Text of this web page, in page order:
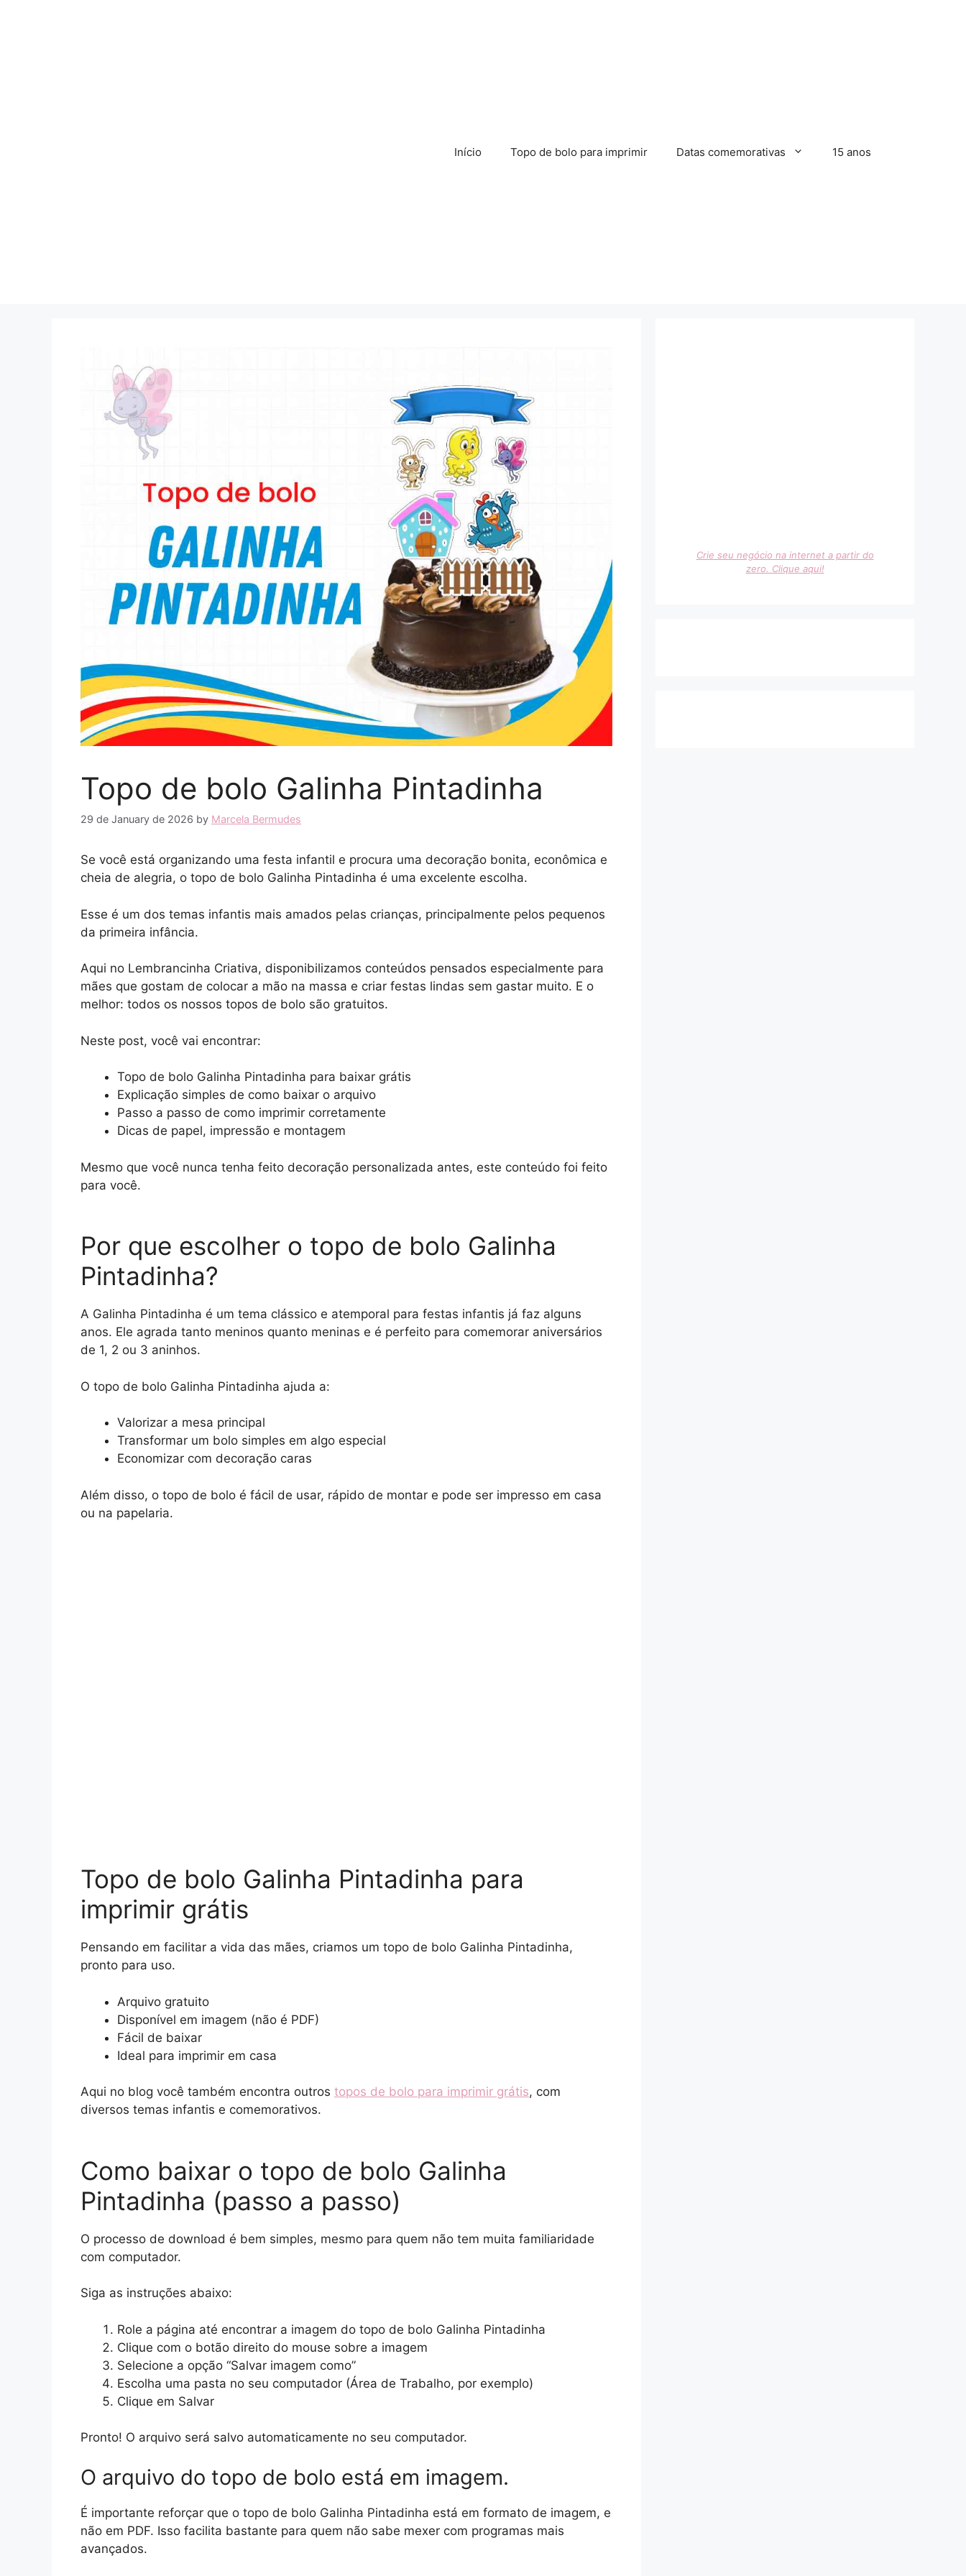
Início Topo de bolo para imprimir Datas comemorativas 15 anos
Topo de bolo Galinha Pintadinha
29 de January de 2026 by Marcela Bermudes
Se você está organizando uma festa infantil e procura uma decoração bonita, econômica e
cheia de alegria, o topo de bolo Galinha Pintadinha é uma excelente escolha.
Esse é um dos temas infantis mais amados pelas crianças, principalmente pelos pequenos
da primeira infância.
Aqui no Lembrancinha Criativa, disponibilizamos conteúdos pensados especialmente para
mães que gostam de colocar a mão na massa e criar festas lindas sem gastar muito. E o
melhor: todos os nossos topos de bolo são gratuitos.
Neste post, você vai encontrar:
Topo de bolo Galinha Pintadinha para baixar grátis
Explicação simples de como baixar o arquivo
Passo a passo de como imprimir corretamente
Dicas de papel, impressão e montagem
Mesmo que você nunca tenha feito decoração personalizada antes, este conteúdo foi feito
para você.
Por que escolher o topo de bolo Galinha
Pintadinha?
A Galinha Pintadinha é um tema clássico e atemporal para festas infantis já faz alguns
anos. Ele agrada tanto meninos quanto meninas e é perfeito para comemorar aniversários
de 1, 2 ou 3 aninhos.
O topo de bolo Galinha Pintadinha ajuda a:
Valorizar a mesa principal
Transformar um bolo simples em algo especial
Economizar com decoração caras
Além disso, o topo de bolo é fácil de usar, rápido de montar e pode ser impresso em casa
ou na papelaria.
Topo de bolo Galinha Pintadinha para
imprimir grátis
Pensando em facilitar a vida das mães, criamos um topo de bolo Galinha Pintadinha,
pronto para uso.
Arquivo gratuito
Disponível em imagem (não é PDF)
Fácil de baixar
Ideal para imprimir em casa
Aqui no blog você também encontra outros topos de bolo para imprimir grátis, com
diversos temas infantis e comemorativos.
Como baixar o topo de bolo Galinha
Pintadinha (passo a passo)
O processo de download é bem simples, mesmo para quem não tem muita familiaridade
com computador.
Siga as instruções abaixo:
Role a página até encontrar a imagem do topo de bolo Galinha Pintadinha
Clique com o botão direito do mouse sobre a imagem
Selecione a opção “Salvar imagem como”
Escolha uma pasta no seu computador (Área de Trabalho, por exemplo)
Clique em Salvar
Pronto! O arquivo será salvo automaticamente no seu computador.
O arquivo do topo de bolo está em imagem.
É importante reforçar que o topo de bolo Galinha Pintadinha está em formato de imagem, e
não em PDF. Isso facilita bastante para quem não sabe mexer com programas mais
avançados.
Crie seu negócio na internet a partir do
zero. Clique aqui!